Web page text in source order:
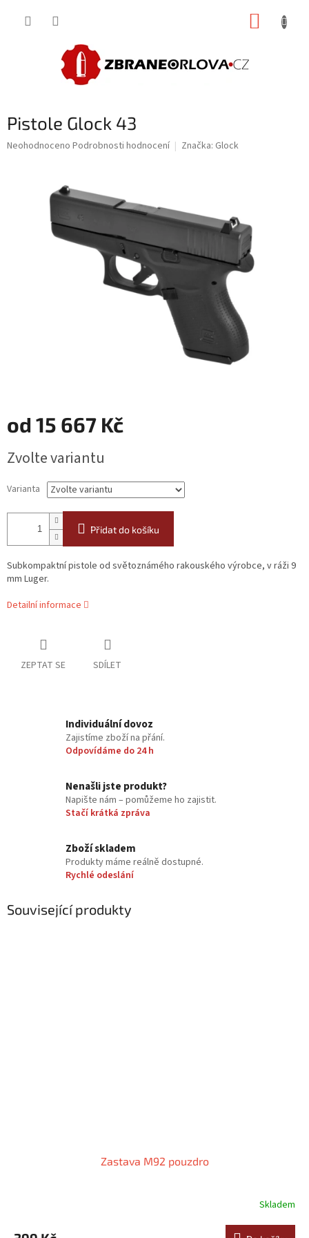
Pistole Glock 43
Průměrné
Neohodnoceno Podrobnosti hodnocení Značka: Glock
od 15 667 Kč
cena:
Zvolte variantu
Varianta
Přidat do košíku
Subkompaktní pistole od světoznámého rakouského výrobce, v ráži 9
mm Luger.
Detailní informace
ZEPTAT SE SDÍLET
Individuální dovoz
Zajistíme zboží na přání.
Odpovídáme do 24 h
Nenašli jste produkt?
Napište nám – pomůžeme ho zajistit.
Stačí krátká zpráva
Zboží skladem
Produkty máme reálně dostupné.
Rychlé odeslání
Související produkty
Zastava M92 pouzdro
produktu
Skladem